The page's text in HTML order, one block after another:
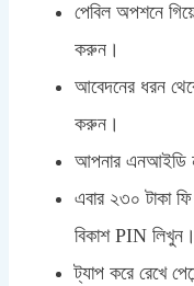
পেবিল অপশনে
করুন।
আবেদনের ধরন
করুন।
আপনার এনআইডি
এবার ২৩০ টাকা ফি
বিকাশ PIN লিখুন।
ট্যাপ করে রেখে